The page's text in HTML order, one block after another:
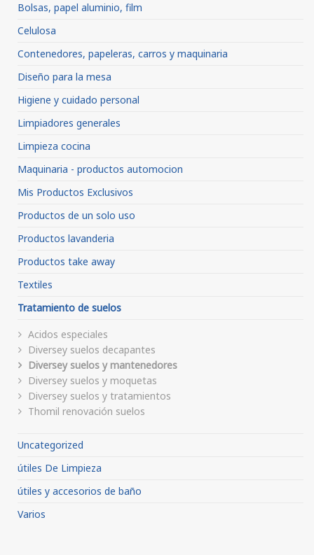
Bolsas, papel aluminio, film
Celulosa
Contenedores, papeleras, carros y maquinaria
Diseño para la mesa
Higiene y cuidado personal
Limpiadores generales
Limpieza cocina
Maquinaria - productos automocion
Mis Productos Exclusivos
Productos de un solo uso
Productos lavanderia
Productos take away
Textiles
Tratamiento de suelos
Acidos especiales
Diversey suelos decapantes
Diversey suelos y mantenedores
Diversey suelos y moquetas
Diversey suelos y tratamientos
Thomil renovación suelos
Uncategorized
útiles De Limpieza
útiles y accesorios de baño
Varios